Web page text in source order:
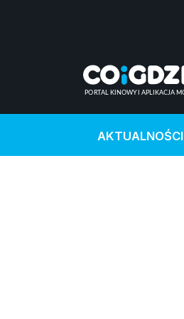
AKTUALNOŚCI